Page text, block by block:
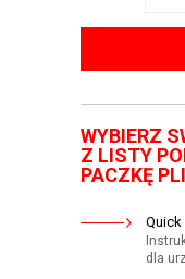
WYBIERZ
Z LISTY
PACZKĘ
Quick
dla